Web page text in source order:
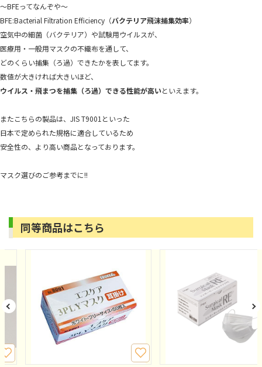
～BFEってなんぞや～
BFE:Bacterial Filtration Efficiency（バクテリア飛沫捕集効率）
空気中の細菌（バクテリア）や試験用ウイルスが、
医療用・一般用マスクの不織布を通して、
どのくらい捕集（ろ過）できたかを表してます。
数値が大きければ大きいほど、
ウイルス・飛まつを捕集（ろ過）できる性能が高いといえます。
またこちらの製品は、JIS T9001といった
日本で定められた規格に適合しているため
安全性の、より高い商品となっております。
マスク選びのご参考までに!!
同等商品はこちら